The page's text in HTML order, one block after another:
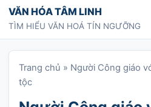
Chuyển tới nội dung
VĂN HÓA TÂM LINH
TÌM HIỂU VĂN HOÁ TÍN NGƯỠNG
Trang chủ » Người Công giáo
tộc